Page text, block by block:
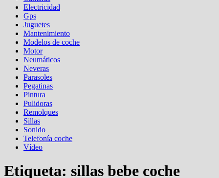
Electricidad
Gps
Juguetes
Mantenimiento
Modelos de coche
Motor
Neumáticos
Neveras
Parasoles
Pegatinas
Pintura
Pulidoras
Remolques
Sillas
Sonido
Telefonía coche
Vídeo
Etiqueta: sillas bebe coche